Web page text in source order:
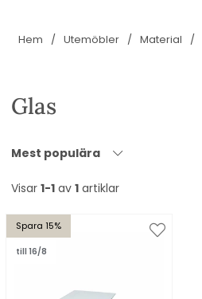
Hem Utemöbler Material
Glas
Mest populära
Visar 1-1 av 1 artiklar
Spara 15%
till 16/8